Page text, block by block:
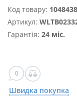
Код товару: 1048438
Артикул:
Гарантія: 24 міс.
0
Швидка покупка